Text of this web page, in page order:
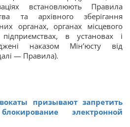
встановлюють Правила
та архівного зберігання
органах, органах місцевого
в установах і
наказом Мін’юсту від
— Правила).
призывают запретить
электронной